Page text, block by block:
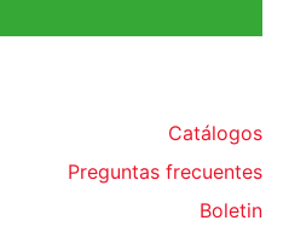
Catálogos
Preguntas frecuentes
Boletin